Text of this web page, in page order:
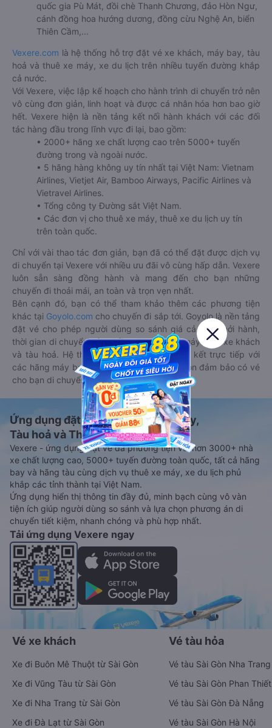
quốc gia Pù Mát, đồi chè Thanh Chương, đảo Hòn Ngư,
cánh đồng hoa hướng dương, đồng cừu Nghệ An, biển
Thiên Cầm,...
Vexere.com là hệ thống hỗ trợ đặt vé xe khách, máy bay, tàu
hoả và thuê xe máy, xe du lịch trên nhiều tuyến đường khắp
cả nước.
Với Vexere, việc lập kế hoạch cho hành trình di chuyển trở nên
vô cùng đơn giản, linh hoạt và được cá nhân hóa hơn bao giờ
hết. Vexere hiện là nền tảng kết nối hành khách với các đối
tác hàng đầu trong lĩnh vực đi lại, bao gồm:
• 2000+ hãng xe chất lượng cao trên 5000+ tuyến
đường trong và ngoài nước.
• 5 hãng hàng không uy tín nhất tại Việt Nam: Vietnam
Airlines, Vietjet Air, Bamboo Airways, Pacific Airlines và
Vietravel Airlines.
• Tổng công ty Đường sắt Việt Nam.
• Các đơn vị cho thuê xe máy, thuê xe du lịch uy tín
trên toàn quốc.
Chỉ với vài thao tác đơn giản, bạn đã có thể đặt được dịch vụ
di chuyển tại Vexere với nhiều ưu đãi vô cùng hấp dẫn. Vexere
luôn sẵn sàng đồng hành và mang đến cho bạn những
chuyến đi thoải mái, an toàn và trọn vẹn nhất.
Bên cạnh đó, bạn có thể tham khảo thêm các phương tiện
khác tại Goyolo.com cho chuyến đi sắp tới. Goyolo là nền tảng
đặt vé cho phép người dùng so sánh giá cả, giờ khởi hành,
thời gian di chuyển của nhiều phương tiện máy bay, xe khách
và tàu hoả. Hệ thống của Goyolo được liên kết trực tiếp với
các hãng máy bay, xe khách và tàu hoả, luôn đảm bảo có vé
cho bạn di chuyển.
Ứng dụng đặt vé Xe khách, Máy bay,
Tàu hoả và Thuê xe
Vexere - ứng dụng đặt vé đa phương tiện với hơn 3000+ nhà
xe chất lượng cao, 5000+ tuyến đường toàn quốc, tất cả hãng
bay và hãng tàu cùng dịch vụ thuê xe máy, xe du lịch phủ
khắp các tỉnh thành tại Việt Nam.
Ứng dụng hiển thị thông tin đầy đủ, minh bạch cùng vô vàn
tiện ích giúp người dùng so sánh và lựa chọn phương án di
chuyển tiết kiệm, nhanh chóng và phù hợp nhất.
Tải ứng dụng Vexere ngay
Vé xe khách
Xe đi Buôn Mê Thuột từ Sài Gòn
Xe đi Vũng Tàu từ Sài Gòn
Xe đi Nha Trang từ Sài Gòn
Xe đi Đà Lạt từ Sài Gòn
Vé tàu hỏa
Vé tàu Sài Gòn Nha Trang
Vé tàu Sài Gòn Phan Thiết
Vé tàu Sài Gòn Đà Nẵng
Vé tàu Sài Gòn Hà Nội